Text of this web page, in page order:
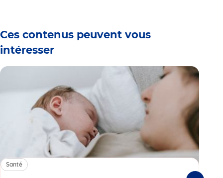
Ces contenus peuvent vous
intéresser
Santé